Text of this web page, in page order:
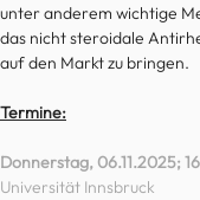
unter anderem wichtige
das nicht steroidale
auf den Markt zu bringen.
Termine:
Donnerstag, 06.11.2025;
Universität Innsbruck